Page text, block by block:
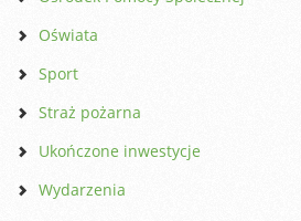
Oświata
Sport
Straż pożarna
Ukończone inwestycje
Wydarzenia